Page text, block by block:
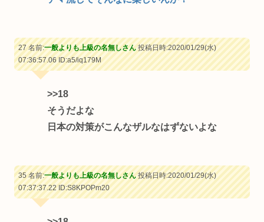
27 名前:一般よりも上級の名無しさん投稿日時:2020/01/29(水)
07:36:57.06ID:a5/iq179M
>>18
そうだよな
日本の対策がこんなザルなはずないよな
35 名前:一般よりも上級の名無しさん投稿日時:2020/01/29(水)
07:37:37.22ID:S8KPOPm20